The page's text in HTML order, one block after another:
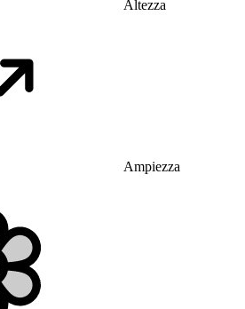
Altezza
Ampiezza